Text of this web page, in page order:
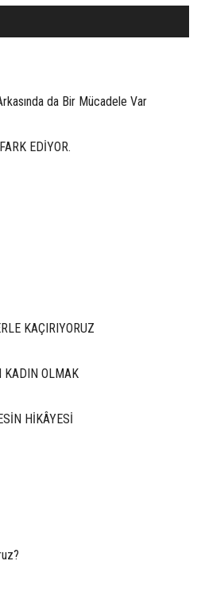
da Bir Mücadele Var
EDİYOR.
KAÇIRIYORUZ
KADIN OLMAK
HİKÂYESİ